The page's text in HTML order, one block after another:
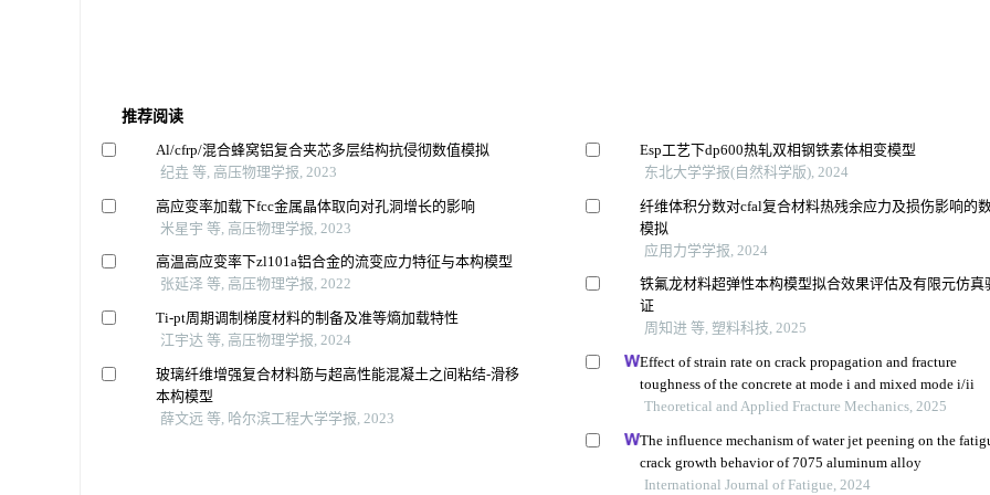
推荐阅读
Al/cfrp/混合蜂窝铝复合夹芯多层结构抗侵彻数值模拟
纪垚 等, 高压物理学报, 2023
高应变率加载下fcc金属晶体取向对孔洞增长的影响
米星宇 等, 高压物理学报, 2023
高温高应变率下zl101a铝合金的流变应力特征与本构模型
张延泽 等, 高压物理学报, 2022
Ti-pt周期调制梯度材料的制备及准等熵加载特性
江宇达 等, 高压物理学报, 2024
玻璃纤维增强复合材料筋与超高性能混凝土之间粘结-滑移
本构模型
薛文远 等, 哈尔滨工程大学学报, 2023
Esp工艺下dp600热轧双相钢铁素体相变模型
东北大学学报(自然科学版), 2024
纤维体积分数对cfal复合材料热残余应力及损伤影响的
模拟
应用力学学报, 2024
铁氟龙材料超弹性本构模型拟合效果评估及有限元仿真
证
周知进 等, 塑料科技, 2025
Effect of strain rate on crack propagation and fracture
toughness of the concrete at mode i and mixed mode i/ii
Theoretical and Applied Fracture Mechanics, 2025
The influence mechanism of water jet peening on the
crack growth behavior of 7075 aluminum alloy
International Journal of Fatigue, 2024